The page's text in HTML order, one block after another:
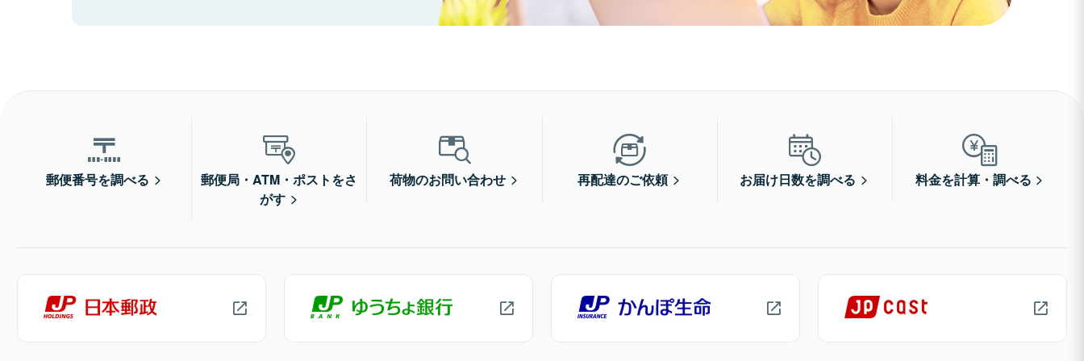
郵便番号を調べる
郵便局・ATM・ポストをさ
がす
荷物のお問い合わせ 再配達のご依頼 お届け日数を調べる 料金を計算・調べる